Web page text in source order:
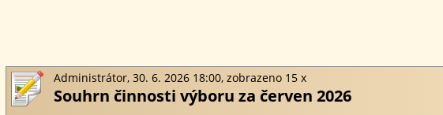
Administrátor, 30. 6. 2026 18:00, zobrazeno 15 x
Souhrn činnosti výboru za červen 2026